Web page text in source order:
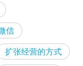
信
扩张经营的方式